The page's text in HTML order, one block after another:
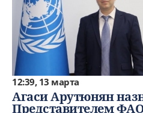
12:39, 13 марта
Агаси Арутюнян
Представителем